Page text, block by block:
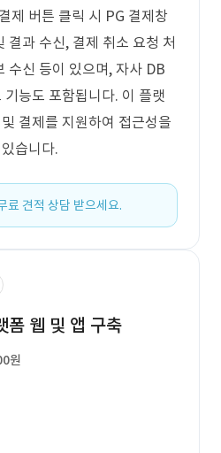
제 버튼 클릭 시 PG 결제창
결과 수신, 결제 취소 요청 처
수신 등이 있으며, 자사 DB
능도 포함됩니다. 이 플랫
결제를 지원하여 접근성을
습니다.
료 견적 상담 받으세요.
폼 웹 및 앱 구축
원